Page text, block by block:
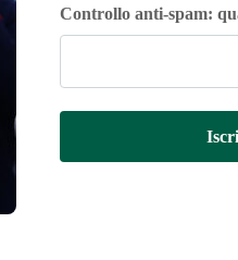
Controllo anti-spam: